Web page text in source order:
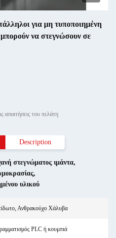
για μη τυποποιημένη
να στεγνώσουν σε
απαιτήσεις του πελάτη
Description
στεγνώματος ιμάντα,
,
υλικού
Ανθρακούχο Χάλυβα
PLC ή κουμπιά